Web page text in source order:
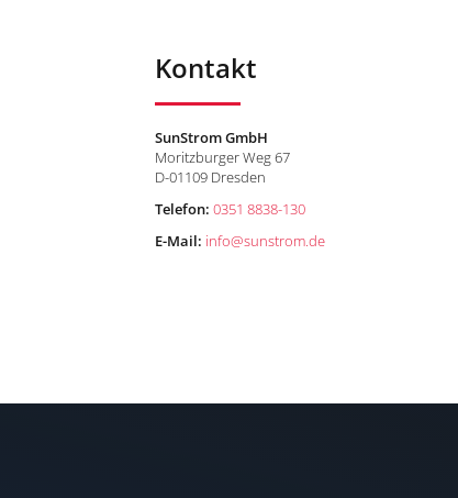
Kontakt
SunStrom GmbH
Moritzburger Weg 67
D-01109 Dresden
Telefon: 0351 8838-130
E-Mail: info@sunstrom.de